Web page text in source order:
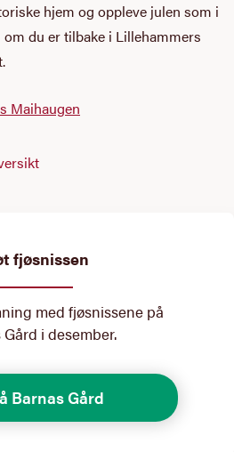
hjem og oppleve julen som i
du er tilbake i Lillehammers
Maihaugen
fjøsnissen
med fjøsnissene på
i desember.
Barnas Gård